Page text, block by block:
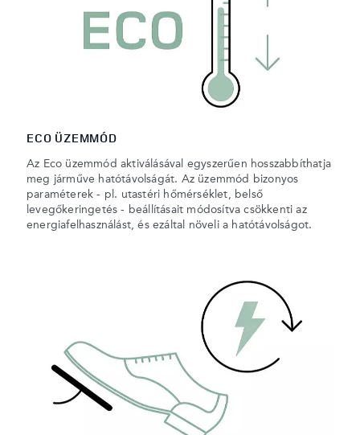
ECO ÜZEMMÓD
Az Eco üzemmód aktiválásával egyszerűen hosszabbíthatja
meg járműve hatótávolságát. Az üzemmód bizonyos
paraméterek - pl. utastéri hőmérséklet, belső
levegőkeringetés - beállításait módosítva csökkenti az
energiafelhasználást, és ezáltal növeli a hatótávolságot.